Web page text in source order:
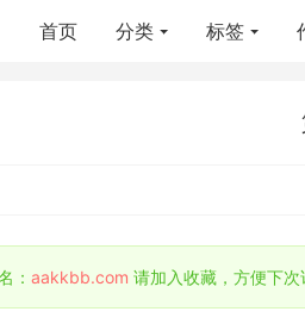
首页 分类 标签
： aakkbb.com 请加入收藏，方便下次